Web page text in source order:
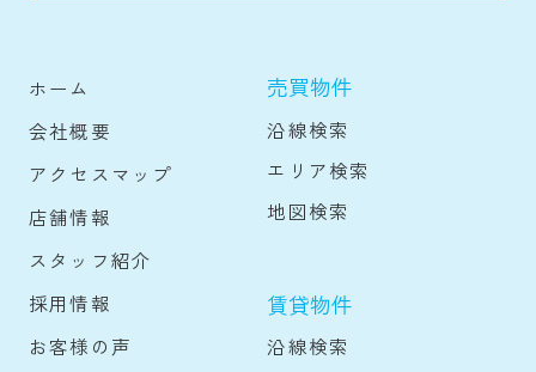
ホーム
会社概要
アクセスマップ
店舗情報
スタッフ紹介
採用情報
お客様の声
売買物件
沿線検索
エリア検索
地図検索
賃貸物件
沿線検索